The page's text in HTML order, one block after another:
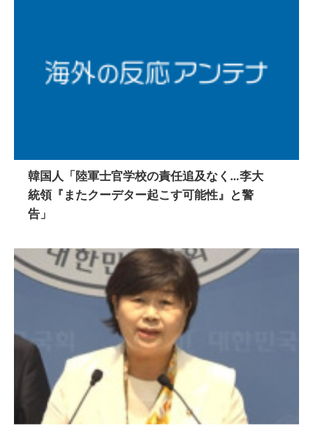
韓国人「陸軍士官学校の責任追及なく…李大
統領『またクーデター起こす可能性』と警
告」